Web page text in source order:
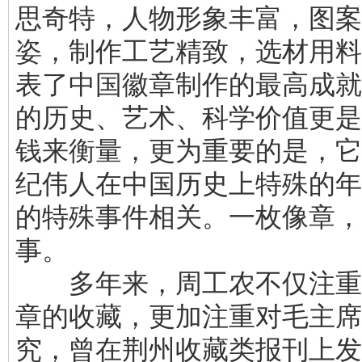
思奇特，人物形象丰富，图
姿，制作工艺精致，选材用
表了中国徽章制作的最高成
的历史、艺术、科学价值更
钱来衡量，更为重要的是，
纪伟人在中国历史上特殊的
的特殊事件相关。一枚像章
事。
多年来，周工农不仅注重
章的收藏，更加注重对毛主
究，曾在荆州收藏类报刊上